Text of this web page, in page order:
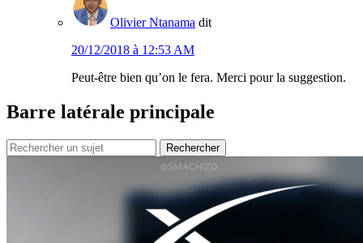
Olivier Ntanama dit
20/12/2018 à 12:53 AM
Peut-être bien qu’on le fera. Merci pour la suggestion.
Barre latérale principale